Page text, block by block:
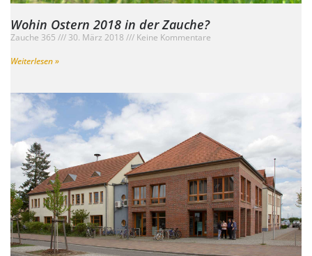
Wohin Ostern 2018 in der Zauche?
Zauche 365 30. März 2018
Keine Kommentare
Weiterlesen »